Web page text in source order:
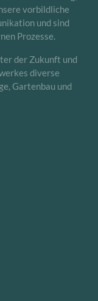
vorbildliche
und sind
Prozesse.
der Zukunft und
diverse
Gartenbau und